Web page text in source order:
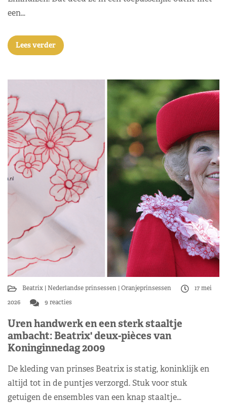
een…
Lees verder
Beatrix Nederlandse prinsessen Oranjeprinsessen
17 mei
2026
9 reacties
Uren handwerk en een sterk staaltje
ambacht: Beatrix' deux-pièces van
Koninginnedag 2009
De kleding van prinses Beatrix is statig, koninklijk en
altijd tot in de puntjes verzorgd. Stuk voor stuk
getuigen de ensembles van een knap staaltje…